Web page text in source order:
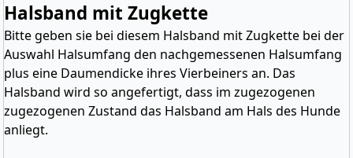
Halsband mit Zugkette
Bitte geben sie bei diesem Halsband mit Zugkette bei der
Auswahl Halsumfang den nachgemessenen Halsumfang
plus eine Daumendicke ihres Vierbeiners an. Das
Halsband wird so angefertigt, dass im zugezogenen
zugezogenen Zustand das Halsband am Hals des Hunde
anliegt.